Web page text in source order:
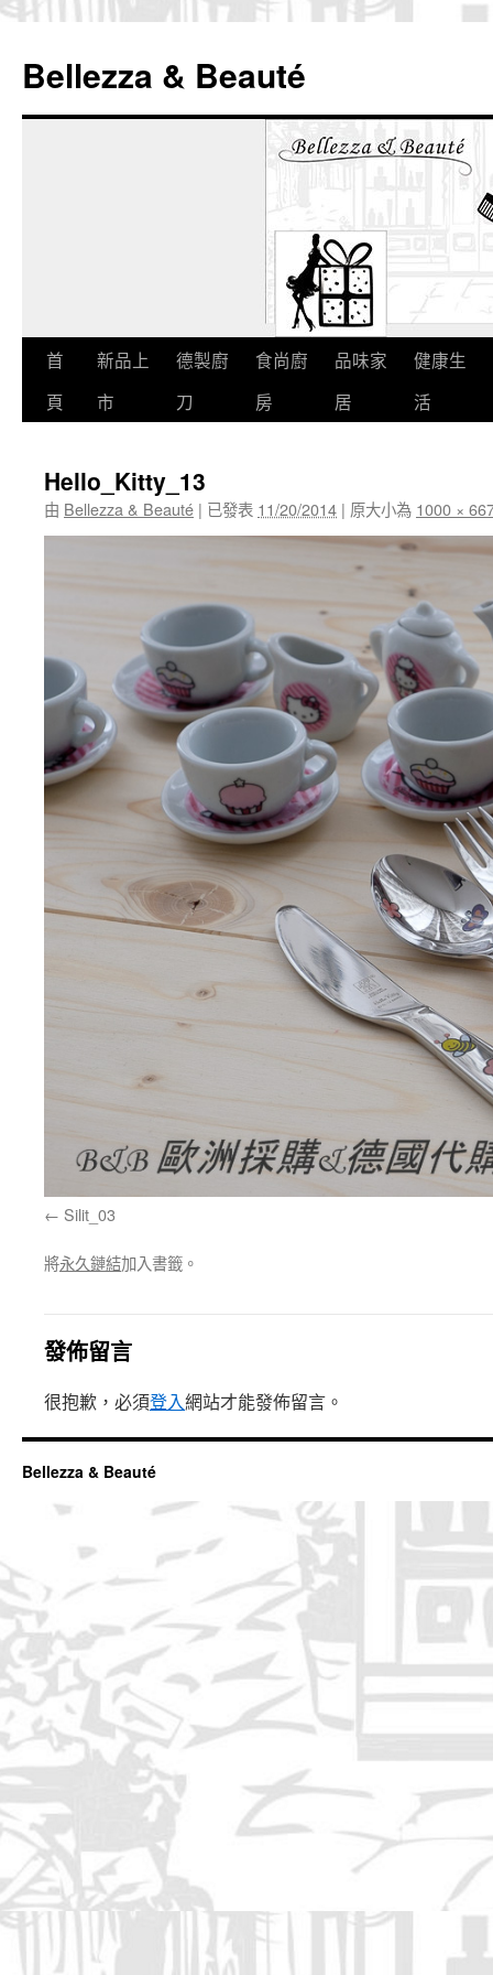
Bellezza & Beauté
跳首
頁
新品上
市
德製廚
刀
食尚廚
房
品味家
居
健康生
活
Hello_Kitty_13
由 Bellezza & Beauté | 已發表 11/20/2014 | 原大小為 1000 ×
Silit_03
將永久鏈結加入書籤。
發佈留言
很抱歉，必須登入網站才能發佈留言。
Bellezza & Beauté